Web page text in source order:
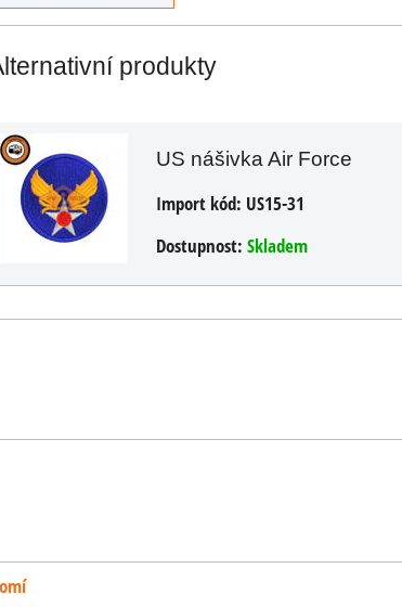
produkty
US nášivka Air Force
Import kód: US15-31
Dostupnost: Skladem
8th Air
pro příslušníky
armádě.
Kčs DPH
83 Kč